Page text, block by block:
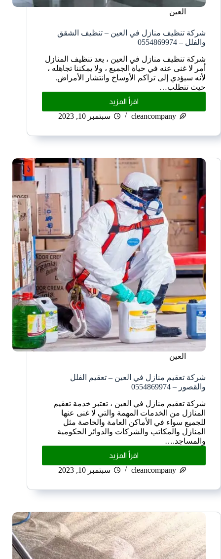
العين
شركة تنظيف منازل في العين – تنظيف الشقق
والفلل – 0554869974
شركة تنظيف منازل في العين ، يعد تنظيف المنازل
أمر لا غنى عنه في حياة الجميع ، ولا يمكننا تجاهله ،
لأنه سيؤدي إلى تراكم الأوساخ وانتشار الأمراض.
حيث تتطلب…
اقرأ المزيد
cleancompany
سبتمبر 10, 2023
العين
شركة تعقيم منازل في العين – تعقيم الفلل
والقصور – 0554869974
شركة تعقيم منازل في العين ، تعتبر خدمة تعقيم
المنازل من الخدمات المهمة والتي لا غنى عنها
للجميع سواء في الأماكن العامة والخاصة مثل
المنازل والمكاتب والشركات والدوائر الحكومية
والمساجد.…
اقرأ المزيد
cleancompany
سبتمبر 10, 2023